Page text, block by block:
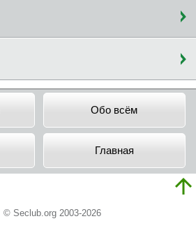
Обо всём
Главная
© Seclub.org 2003-2026